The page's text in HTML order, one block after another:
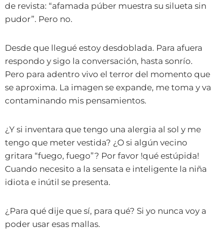
de revista: “afamada púber muestra su silueta sin
pudor”. Pero no.
Desde que llegué estoy desdoblada. Para afuera
respondo y sigo la conversación, hasta sonrío.
Pero para adentro vivo el terror del momento que
se aproxima. La imagen se expande, me toma y va
contaminando mis pensamientos.
¿Y si inventara que tengo una alergia al sol y me
tengo que meter vestida? ¿O si algún vecino
gritara “fuego, fuego”? Por favor !qué estúpida!
Cuando necesito a la sensata e inteligente la niña
idiota e inútil se presenta.
¿Para qué dije que sí, para qué? Si yo nunca voy a
poder usar esas mallas.